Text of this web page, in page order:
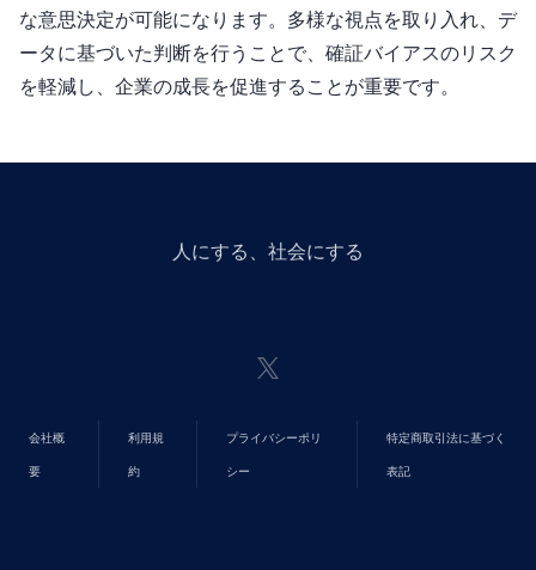
な意思決定が可能になります。多様な視点を取り入れ、デ
ータに基づいた判断を行うことで、確証バイアスのリスク
を軽減し、企業の成長を促進することが重要です。
人にGiveする、社会にGiveする
会社概
要
利用規
約
プライバシーポリ
シー
特定商取引法に基づく
表記